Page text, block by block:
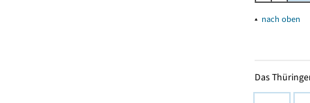
▴ nach oben
Das